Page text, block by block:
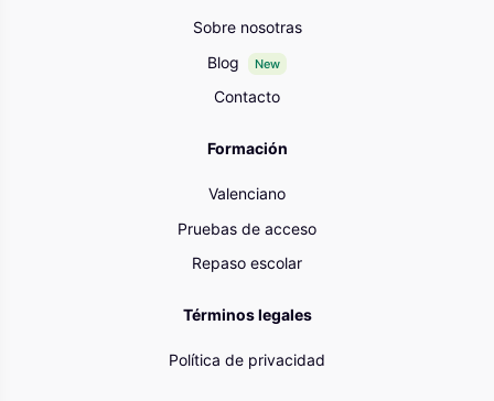
Sobre nosotras
Blog
New
Contacto
Formación
Valenciano
Pruebas de acceso
Repaso escolar
Términos legales
Política de privacidad